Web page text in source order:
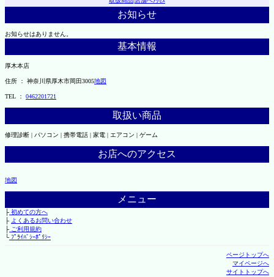
お知らせ
お知らせはありません。
基本情報
厚木本店
住所 ： 神奈川県厚木市岡田3005地図
TEL ： 0462201721
取扱い商品
修理診断 | パソコン | 携帯電話 | 家電 | エアコン | ゲーム
お店へのアクセス
地図
メニュー
├初めての方へ
├ よくあるお問い合わせ
├ご利用規約
└ﾌﾟﾗｲﾊﾞｼｰﾎﾟﾘｼｰ
ページトップへ
マイページへ
サイトトップへ